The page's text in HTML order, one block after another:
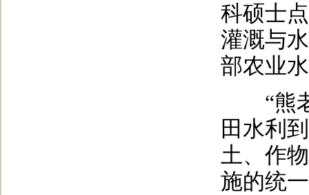
科硕士
灌溉与
部农业
“熊老
田水利
土、作
施的统